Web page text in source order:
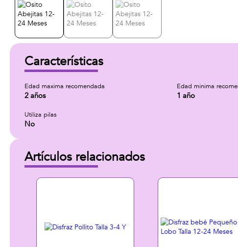
Características
Edad maxima recomendada
2 años
Edad minima
1 año
Utiliza pilas
No
Artículos relacionados